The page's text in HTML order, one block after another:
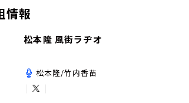
情報
松本隆 風街ラヂオ
松本隆/竹内香苗